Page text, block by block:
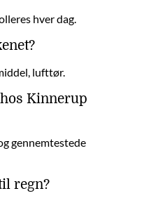
hver dag.
lufttør.
Kinnerup
gennemtestede
regn?